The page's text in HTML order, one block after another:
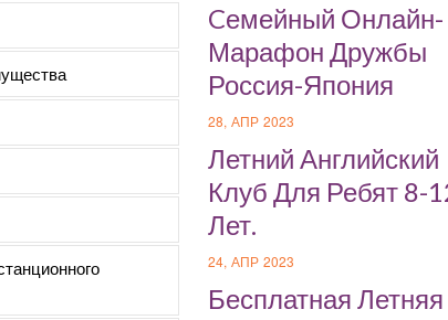
Cемейный Онлайн-
Марафон Дружбы
Россия-Япония
28, АПР 2023
Летний Английский
Клуб Для Ребят 8-
Лет.
24, АПР 2023
Бесплатная Летняя